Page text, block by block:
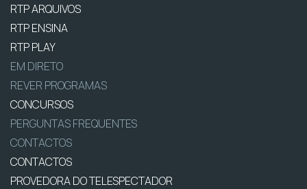
RTP ARQUIVOS
RTP ENSINA
RTP PLAY
EM DIRETO
REVER PROGRAMAS
CONCURSOS
PERGUNTAS FREQUENTES
CONTACTOS
CONTACTOS
PROVEDORA DO TELESPECTADOR